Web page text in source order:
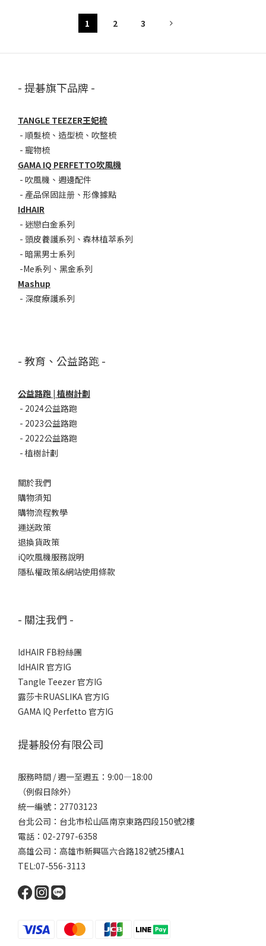
1 2 3
- 提碁旗下品牌 -
TANGLE TEEZER王妃梳
- 順髮梳 、 造型梳 、 吹整梳
- 寵物梳
GAMA IQ PERFETTO吹風機
- 吹風機 、 週邊配件
- 產品保固註册 、 形像據點
IdHAIR
- 迷戀白金系列
- 頭皮養護系列 、 森林植萃系列
- 暗黑男士系列
-Me系列 、 黑金系列
Mashup
- 深度療護系列
- 教育、公益路跑 -
公益路跑 | 植樹計劃
- 2024公益路跑
- 2023公益路跑
- 2022公益路跑
- 植樹計劃
關於我們
購物須知
購物流程教學
運送政策
退換貨政策
iQ吹風機服務說明
隱私權政策&網站使用條款
- 關注我們 -
IdHAIR FB粉絲團
IdHAIR 官方IG
Tangle Teezer 官方IG
露莎卡RUASLIKA 官方IG
GAMA IQ Perfetto 官方IG
提碁股份有限公司
服務時間 / 週一至週五：9:00—18:00
（例假日除外）
統一編號：27703123
台北公司：台北市松山區南京東路四段150號2樓
電話：02-2797-6358
高雄公司：高雄市新興區六合路182號25樓A1
TEL:07-556-3113